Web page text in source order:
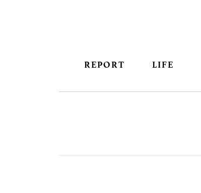
REPORT LIFE